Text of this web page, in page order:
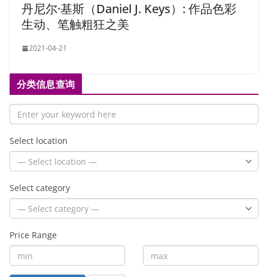
丹尼尔·基斯（Daniel J. Keys）: 作品色彩
生动、笔触粗狂之美
2021-04-21
分类信息查询
Select location
Select category
Price Range